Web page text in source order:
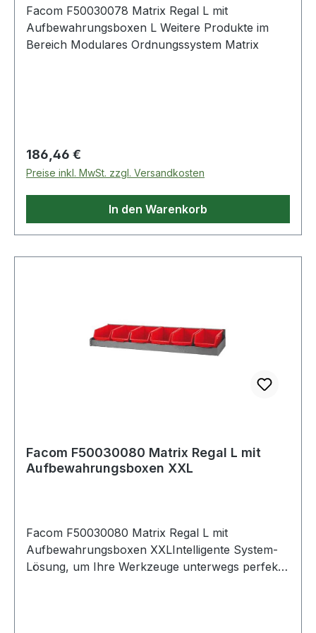
Facom F50030078 Matrix Regal L mit
Aufbewahrungsboxen L Weitere Produkte im
Bereich Modulares Ordnungssystem Matrix
Regulärer Preis:
186,46 €
Preise inkl. MwSt. zzgl. Versandkosten
In den Warenkorb
Facom F50030080 Matrix Regal L mit
Aufbewahrungsboxen XXL
Facom F50030080 Matrix Regal L mit
Aufbewahrungsboxen XXLIntelligente System-
Lösung, um Ihre Werkzeuge unterwegs perfekt